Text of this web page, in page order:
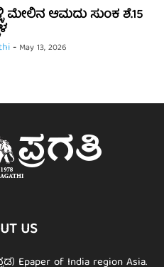
ಮೇಲಿನ ಆಮದು ಸುಂಕ ಶೆ.15
- May 13, 2026
US
Epaper of India region Asia.